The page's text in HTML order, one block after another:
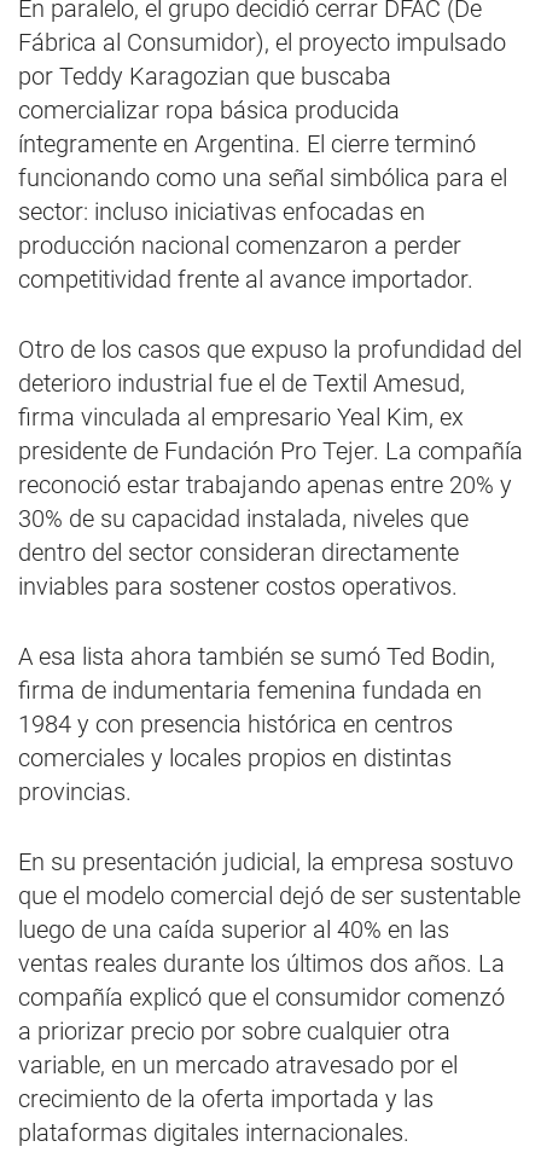
En paralelo, el grupo decidió cerrar DFAC (De
Fábrica al Consumidor), el proyecto impulsado
por Teddy Karagozian que buscaba
comercializar ropa básica producida
íntegramente en Argentina. El cierre terminó
funcionando como una señal simbólica para el
sector: incluso iniciativas enfocadas en
producción nacional comenzaron a perder
competitividad frente al avance importador.
Otro de los casos que expuso la profundidad del
deterioro industrial fue el de Textil Amesud,
firma vinculada al empresario Yeal Kim, ex
presidente de Fundación Pro Tejer. La compañía
reconoció estar trabajando apenas entre 20% y
30% de su capacidad instalada, niveles que
dentro del sector consideran directamente
inviables para sostener costos operativos.
A esa lista ahora también se sumó Ted Bodin,
firma de indumentaria femenina fundada en
1984 y con presencia histórica en centros
comerciales y locales propios en distintas
provincias.
En su presentación judicial, la empresa sostuvo
que el modelo comercial dejó de ser sustentable
luego de una caída superior al 40% en las
ventas reales durante los últimos dos años. La
compañía explicó que el consumidor comenzó
a priorizar precio por sobre cualquier otra
variable, en un mercado atravesado por el
crecimiento de la oferta importada y las
plataformas digitales internacionales.